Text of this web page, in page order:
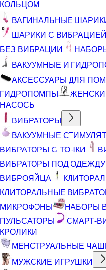
КОЛЬЦОМ
ВАГИНАЛЬНЫЕ
ШАРИКИ С ВИБРАЦИЕЙ
БЕЗ ВИБРАЦИИ
ВАКУУМНЫЕ И
АКСЕССУАРЫ ДЛЯ
ГИДРОПОМПЫ
НАСОСЫ
ВИБРАТОРЫ
ВАКУУМНЫЕ
ВИБРАТОРЫ G-ТОЧКИ
ВИБРАТОРЫ ПОД ОДЕЖДУ
ВИБРОЯЙЦА
КЛИТОРАЛЬНЫЕ
МИКРОФОНЫ
НАБОРЫ
ПУЛЬСАТОРЫ
СМАРТ-
КРОЛИКИ
МЕНСТРУАЛЬНЫЕ
МУЖСКИЕ ИГРУШКИ